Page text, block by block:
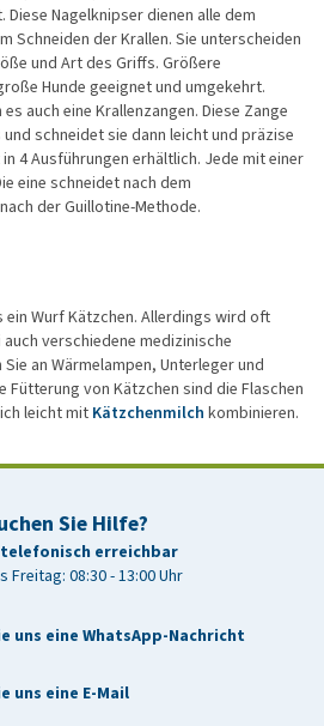
Nagelknipser dienen alle dem
Schneiden der Krallen. Sie unterscheiden
und Art des Griffs. Größere
Hunde geeignet und umgekehrt.
auch eine Krallenzangen. Diese Zange
schneidet sie dann leicht und präzise
4 Ausführungen erhältlich. Jede mit einer
eine schneidet nach dem
der Guillotine-Methode.
ein Wurf Kätzchen. Allerdings wird oft
verschiedene medizinische
an Wärmelampen, Unterleger und
Fütterung von Kätzchen sind die Flaschen
leicht mit Kätzchenmilch kombinieren.
Sie Hilfe?
erreichbar
Freitag: 08:30 - 13:00 Uhr
uns eine WhatsApp-Nachricht
uns eine E-Mail